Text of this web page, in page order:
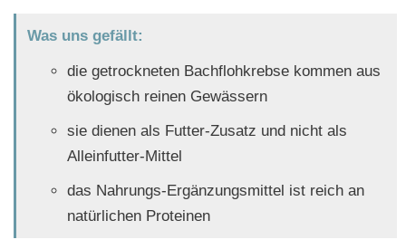
Was uns gefällt:
die getrockneten Bachflohkrebse kommen aus
ökologisch reinen Gewässern
sie dienen als Futter-Zusatz und nicht als
Alleinfutter-Mittel
das Nahrungs-Ergänzungsmittel ist reich an
natürlichen Proteinen